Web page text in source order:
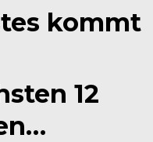
kommt
12